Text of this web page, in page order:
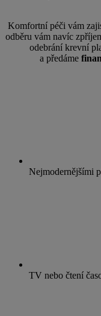
Komfortní péči vám
odběru vám navíc
odebrání krevní
a předáme
Nejmodernějšími
TV nebo čtení